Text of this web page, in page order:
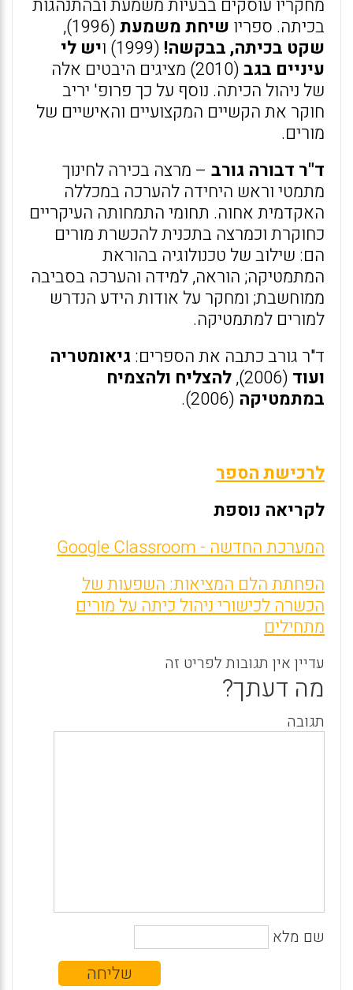
מחקריו עוסקים בבעיות משמעת ובהתנהגות
בכיתה. ספריו שיחת משמעת(1996),
שקט בכיתה, בבקשה! (1999) ו
יש לי
עיניים בגב
(2010) מציגים היבטים אלה
של ניהול הכיתה. נוסף על כך פרופ' יריב
חוקר את הקשיים המקצועיים והאישיים של
מורים.
ד"ר דבורה גורב – מרצה בכירה לחינוך
מתמטי וראש היחידה להערכה במכללה
האקדמית אחוה. תחומי התמחותה העיקריים
כחוקרת וכמרצה בתכנית להכשרת מורים
הם: שילוב של טכנולוגיה בהוראת
המתמטיקה; הוראה, למידה והערכה בסביבה
ממוחשבת; ומחקר על אודות הידע הנדרש
למורים למתמטיקה.
ד"ר גורב כתבה את הספרים:גיאומטריה
ועוד (2006),
להצליח ולהצמיח
במתמטיקה (2006).
לרכישת הספר
לקריאה נוספת
המערכת החדשה - Google Classroom
הפחתת הלם המציאות: השפעות של
הכשרה לכישורי ניהול כיתה על מורים
מתחילים
עדיין אין תגובות לפריט זה
מה דעתך?
תגובה
שם מלא